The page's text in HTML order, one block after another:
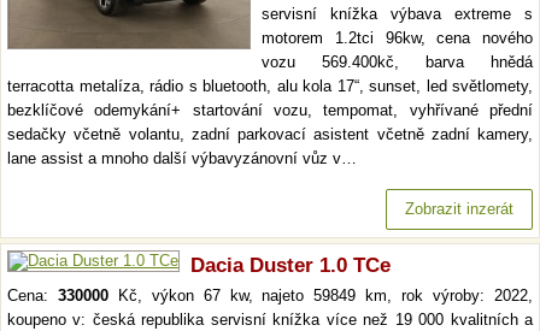
servisní knížka výbava extreme s
motorem 1.2tci 96kw, cena nového
vozu 569.400kč, barva hnědá
terracotta metalíza, rádio s bluetooth, alu kola 17“, sunset, led světlomety,
bezklíčové odemykání+ startování vozu, tempomat, vyhřívané přední
sedačky včetně volantu, zadní parkovací asistent včetně zadní kamery,
lane assist a mnoho další výbavyzánovní vůz v…
Zobrazit inzerát
Dacia Duster 1.0 TCe
Cena: 330000Kč, výkon 67 kw, najeto 59849 km, rok výroby: 2022,
koupeno v: česká republika servisní knížka více než 19 000 kvalitních a